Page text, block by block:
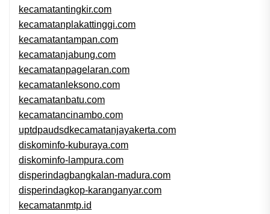
kecamatantingkir.com
kecamatanplakattinggi.com
kecamatantampan.com
kecamatanjabung.com
kecamatanpagelaran.com
kecamatanleksono.com
kecamatanbatu.com
kecamatancinambo.com
uptdpaudsdkecamatanjayakerta.com
diskominfo-kuburaya.com
diskominfo-lampura.com
disperindagbangkalan-madura.com
disperindagkop-karanganyar.com
kecamatanmtp.id